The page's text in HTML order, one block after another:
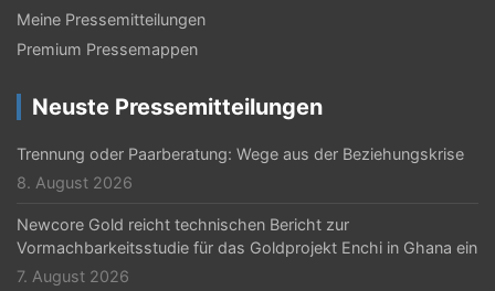
Meine Pressemitteilungen
Premium Pressemappen
Neuste Pressemitteilungen
Trennung oder Paarberatung: Wege aus der Beziehungskrise
8. August 2026
Newcore Gold reicht technischen Bericht zur
Vormachbarkeitsstudie für das Goldprojekt Enchi in Ghana ein
7. August 2026